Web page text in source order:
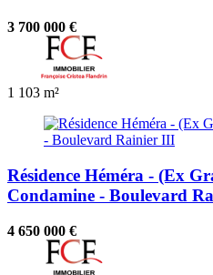
3 700 000 €
1 103 m²
Résidence Héméra - (Ex
Condamine - Boulevard
4 650 000 €